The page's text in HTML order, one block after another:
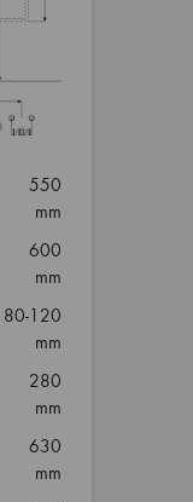
550
mm
600
mm
80-120
mm
280
mm
630
mm